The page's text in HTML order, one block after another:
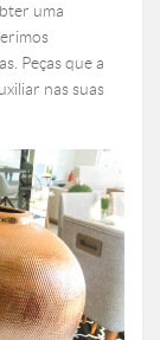
uma
Peças que a
nas suas